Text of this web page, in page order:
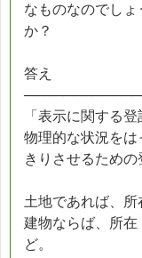
なものなのでしょ
か？
答え
「表示に関する
物理的な状況をは
きりさせるための
土地であれば、所
建物ならば、所
ど。